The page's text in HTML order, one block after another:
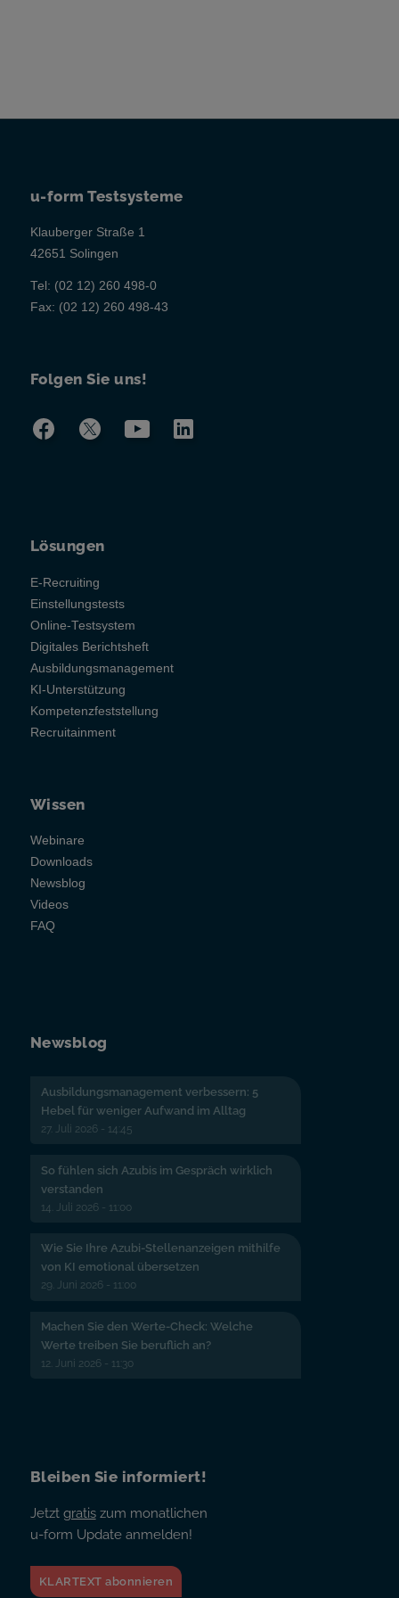
u-form Testsysteme
Klauberger Straße 1
42651 Solingen
Tel: (02 12) 260 498-0
Fax: (02 12) 260 498-43
Folgen Sie uns!
Lösungen
E-Recruiting
Einstellungstests
Online-Testsystem
Digitales Berichtsheft
Ausbildungsmanagement
KI-Unterstützung
Kompetenzfeststellung
Recruitainment
Wissen
Webinare
Downloads
Newsblog
Videos
FAQ
Newsblog
Ausbildungsmanagement verbessern: 5
Hebel für weniger Aufwand im Alltag
27. Juli 2026 - 14:45
So fühlen sich Azubis im Gespräch wirklich
verstanden
14. Juli 2026 - 11:00
Wie Sie Ihre Azubi-Stellenanzeigen mithilfe
von KI emotional übersetzen
29. Juni 2026 - 11:00
Machen Sie den Werte-Check: Welche
Werte treiben Sie beruflich an?
12. Juni 2026 - 11:30
Bleiben Sie informiert!
Jetzt gratiszum monatlichen
u-form Update anmelden!
KLARTEXT abonnieren